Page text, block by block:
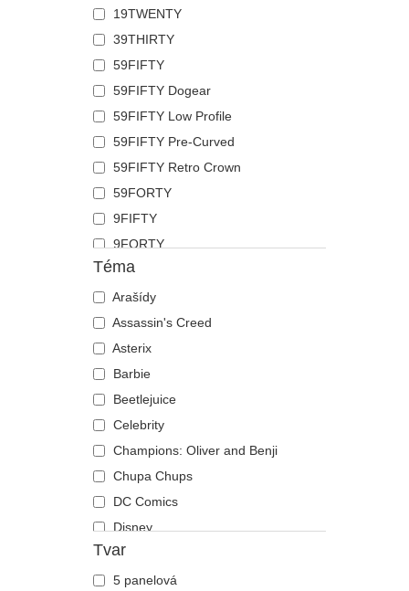
Jednorožec
Jelen
Ještěrka
Kachna
Kočka
Kohout
Kojot
Koza
Krab
Kráva
Krokodýl
Kůň
Kuřátko
Labradorský retrívr
Lebka
Lev
Liška
Lvice
Medvěd
Motýl
Mravenec
Myš
Mýval
19TWENTY
39THIRTY
59FIFTY
59FIFTY Dogear
59FIFTY Low Profile
59FIFTY Pre-Curved
59FIFTY Retro Crown
59FORTY
9FIFTY
9FORTY
9FORTY APEX
9FORTY M-Crown
9SEVENTY
9TWENTY
A Frame
Casual Classic
E Frame
Open Back
Runner
The 90s
The Ball
The Retro
The Snap
Téma
Arašídy
Assassin's Creed
Asterix
Barbie
Beetlejuice
Celebrity
Champions: Oliver and Benji
Chupa Chups
DC Comics
Disney
Dragon Ball
Fast & Furious
Tvar
5 panelová